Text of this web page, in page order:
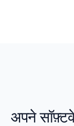
अपने